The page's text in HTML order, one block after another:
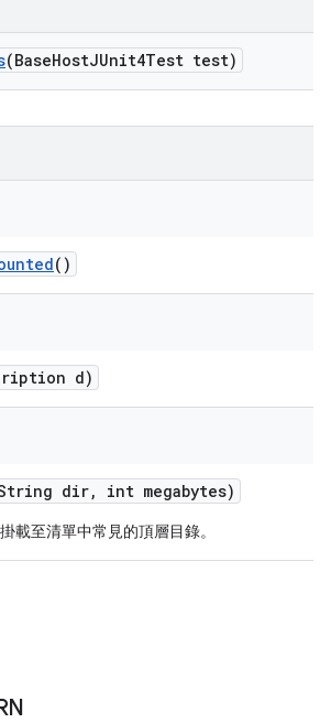
(BaseHostJUnit4Test test)
()
d)
dir, int megabytes)
載至清單中常見的頂層目錄。